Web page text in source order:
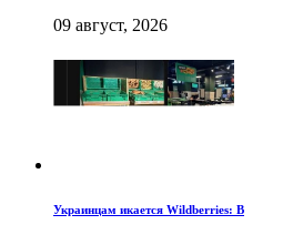
09 август, 2026
Украинцам икается Wildberries: В